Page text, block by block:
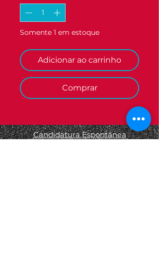
Somente 1 em estoque
Adicionar ao carrinho
Comprar
Candidatura Espontânea